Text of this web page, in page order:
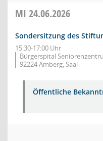
MI 24.06.2026
Sondersitzung des
15:30-17:00 Uhr
Bürgerspital
92224 Amberg, Saal
Öffentliche